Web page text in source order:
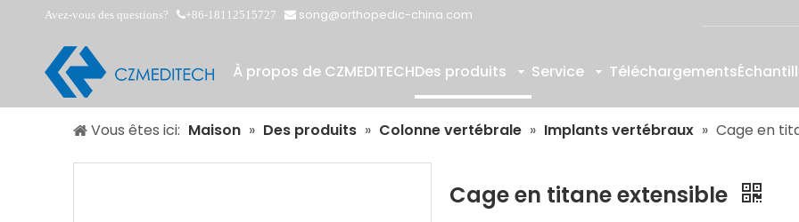
Avez-vous des questions? +86-18112515727  song@orthopedic-china.com
À propos de CZMEDITECHDes produits Service Téléchargements
Vous êtes ici: Maison » Des produits » Colonne vertébrale » Implants vertébraux » Cage en
Cage en titane extensible